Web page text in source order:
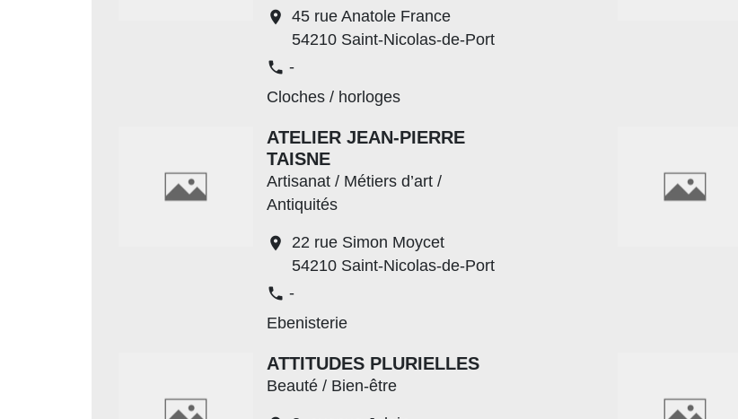
location_on 45 rue Anatole France
54210 Saint-Nicolas-de-Port
phone -
Cloches / horloges
ATELIER JEAN-PIERRE
TAISNE
Artisanat / Métiers d’art /
Antiquités
location_on
22 rue Simon Moycet
54210 Saint-Nicolas-de-Port
phone -
Ebenisterie
ATTITUDES PLURIELLES
Beauté / Bien-être